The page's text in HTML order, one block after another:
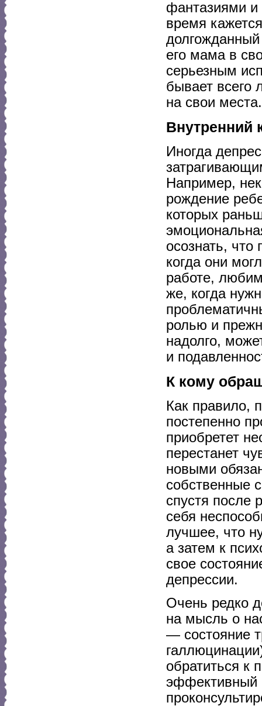
фантазиями и
время
его мама в
серьезным
бывает всего
на свои места.
Внутренний
Иногда
Например,
рождение
которых
осознать,
когда они
работе,
же, когда
ролью и
надолго,
и
К кому
Как правило,
постепенно
приобретет
перестанет
новыми
собственные
спустя после
себя
лучшее, что
а затем к
свое
депрессии.
Очень редко
на мысль о
— состояние
обратиться к
эффективный